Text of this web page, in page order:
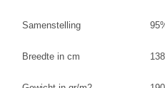
Samenstelling
Breedte in cm 138